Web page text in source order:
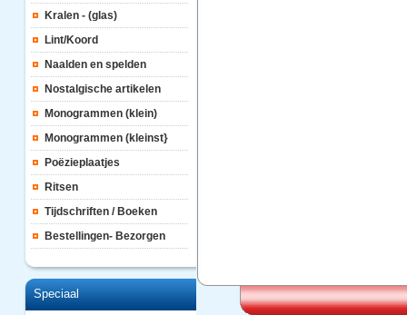
Kralen - (glas)
Lint/Koord
Naalden en spelden
Nostalgische artikelen
Monogrammen (klein)
Monogrammen (kleinst}
Poëzieplaatjes
Ritsen
Tijdschriften / Boeken
Bestellingen- Bezorgen
Speciaal